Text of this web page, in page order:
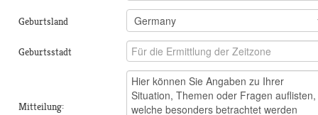
Geburtsland
Geburtsstadt
Mitteilung: